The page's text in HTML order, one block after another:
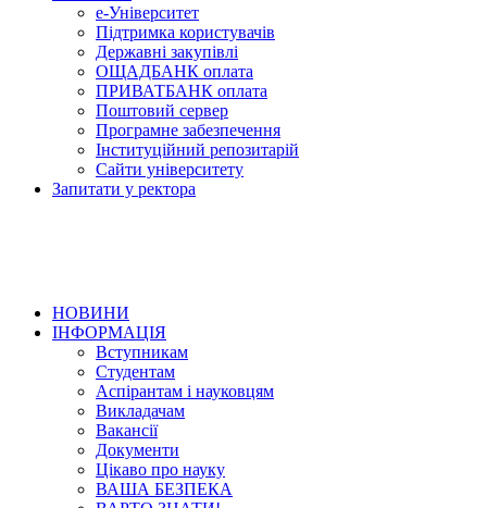
е-Університет
Підтримка користувачів
Державні закупівлі
ОЩАДБАНК оплата
ПРИВАТБАНК оплата
Поштовий сервер
Програмне забезпечення
Інституційний репозитарій
Сайти університету
Запитати у ректора
НОВИНИ
ІНФОРМАЦІЯ
Вступникам
Студентам
Аспірантам і науковцям
Викладачам
Вакансії
Документи
Цікаво про науку
ВАША БЕЗПЕКА